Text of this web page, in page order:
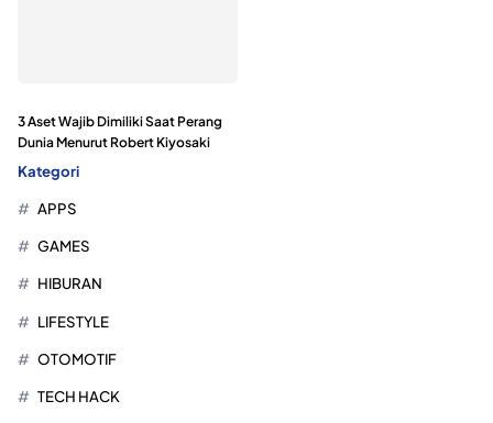
3 Aset Wajib Dimiliki Saat Perang
Dunia Menurut Robert Kiyosaki
Kategori
APPS
GAMES
HIBURAN
LIFESTYLE
OTOMOTIF
TECH HACK